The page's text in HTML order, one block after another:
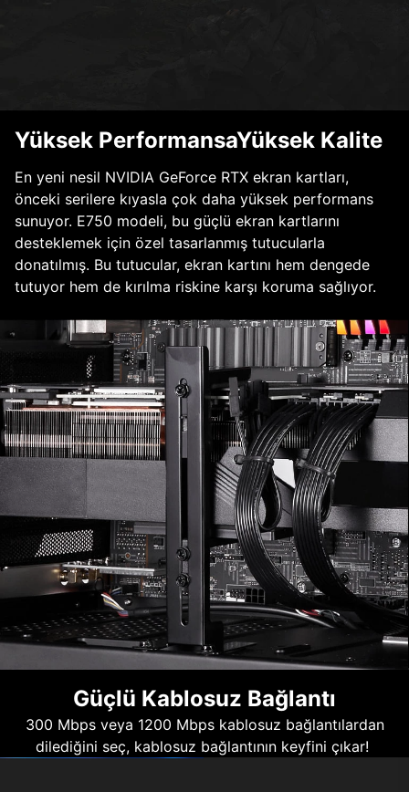
Yüksek PerformansaYüksek Kalite
En yeni nesil NVIDIA GeForce RTX ekran kartları,
önceki serilere kıyasla çok daha yüksek performans
sunuyor. E750 modeli, bu güçlü ekran kartlarını
desteklemek için özel tasarlanmış tutucularla
donatılmış. Bu tutucular, ekran kartını hem dengede
tutuyor hem de kırılma riskine karşı koruma sağlıyor.
Güçlü Kablosuz Bağlantı
300 Mbps veya 1200 Mbps kablosuz bağlantılardan
dilediğini seç, kablosuz bağlantının keyfini çıkar!